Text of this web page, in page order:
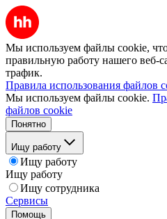
Мы используем файлы cookie,
правильную работу нашего веб-
трафик.
Правила использования файлов
Мы используем файлы cookie.
файлов cookie
Понятно
Ищу работу
Ищу работу
Ищу работу
Ищу сотрудника
Сервисы
Помощь